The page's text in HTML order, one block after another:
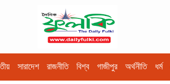
সারাদেশ রাজনীতি বিশ্ব গাজীপুর অর্থনীতি ধর্ম